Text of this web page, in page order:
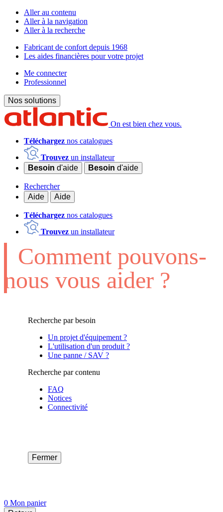
Aller au contenu
Aller à la navigation
Aller à la recherche
Fabricant de confort depuis 1968
Les aides financières pour votre projet
Me connecter
Professionnel
Nos solutions
On est bien chez vous.
Téléchargez nos catalogues
Trouvez un installateur
Besoin d'aide Besoin d'aide
Rechercher
Aide
Aide
Téléchargez nos catalogues
Trouvez un installateur
Comment pouvons-
nous vous aider ?
Recherche par besoin
Un projet d'équipement ?
L'utilisation d'un produit ?
Une panne / SAV ?
Recherche par contenu
FAQ
Notices
Connectivité
Fermer
0 Mon panier